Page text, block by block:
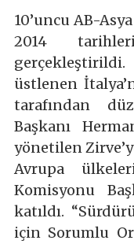
10’uncu AB-
2014
gerçekleştirildi.
üstlenen
tarafından
Başkanı
yönetilen
Avrupa
Komisyonu
katıldı.
için Sorumlu